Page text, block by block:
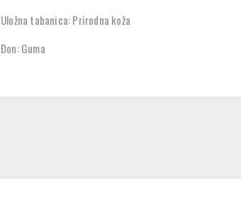
Uložna tabanica: Prirodna koža
Đon: Guma